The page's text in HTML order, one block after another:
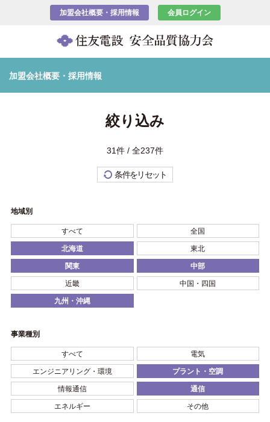
加盟会社概要・採用情報 会員ログイン
加盟会社概要・採用情報
絞り込み
31件 / 全237件
条件をリセット
地域別
すべて 全国
北海道 東北
関東 中部
近畿 中国・四国
九州・沖縄
事業種別
すべて 電気
エンジニアリング・環境 プラント・空調
情報通信 通信
エネルギー その他